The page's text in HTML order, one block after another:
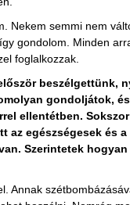
Nekem semmi nem
gondolom. Minden
foglalkozzak.
beszélgettünk,
gondoljátok,
ellentétben.
az egészségesek és
Szerintetek
Annak